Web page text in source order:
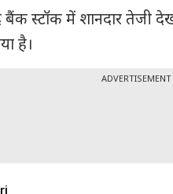
बैंक स्टॉक में शानदार
है।
ADVERTISEMENT